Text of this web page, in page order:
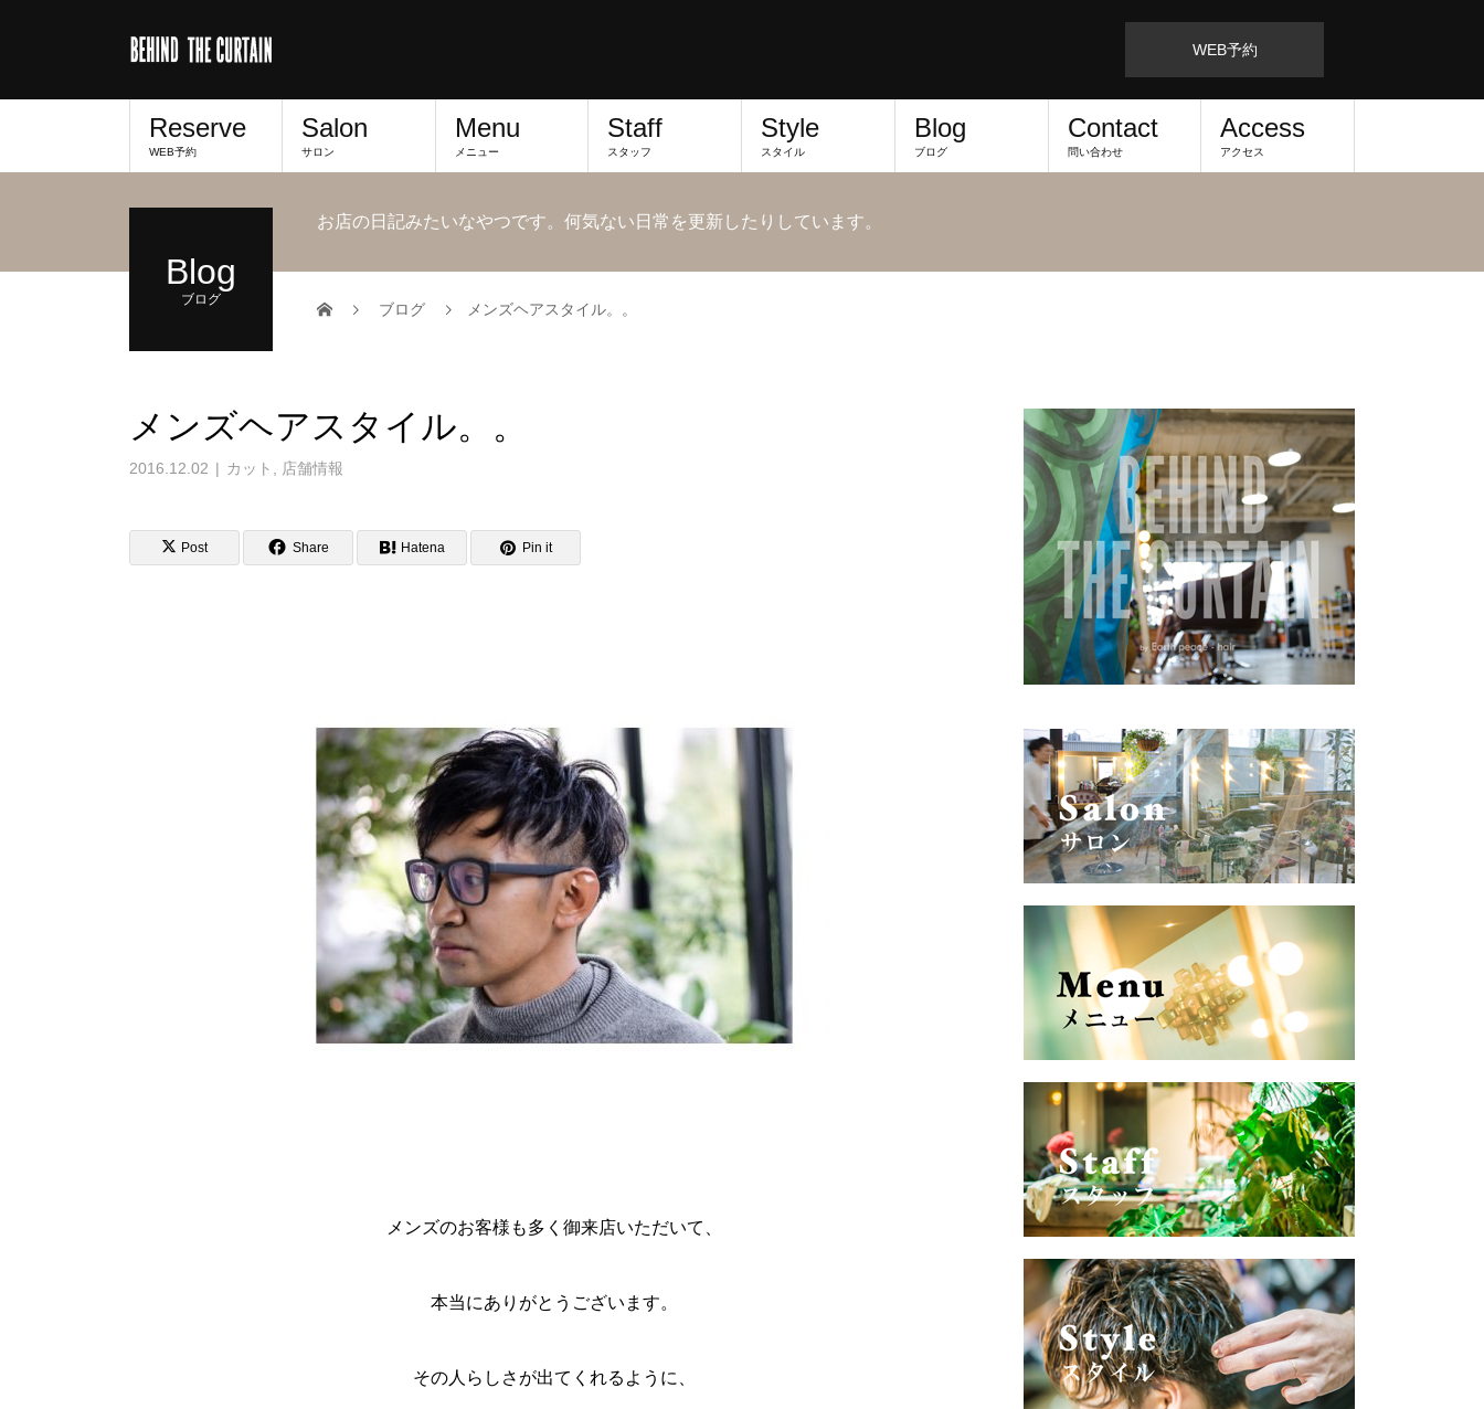
WEB予約
Reserve
WEB予約
Salon
サロン
Menu
メニュー
Staff
スタッフ
Style
スタイル
Blog
ブログ
Contact
問い合わせ
Access
アクセス
Blog
ブログ
お店の日記みたいなやつです。何気ない日常を更新したりしています。
ブログ メンズヘアスタイル。。
メンズヘアスタイル。。
2016.12.02 カット , 店舗情報
Post Share Hatena Pin it
メンズのお客様も多く御来店いただいて、
本当にありがとうございます。
その人らしさが出てくれるように、